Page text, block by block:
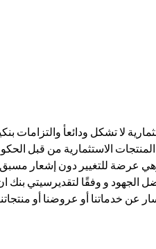
لا تشكل ودائعأ
الاستثمارية من قبل
للتغيير دون إشعار مسبق،
و وفقًا لتقديرسيتي بنك
عن خدماتنا أو عروضنا أو